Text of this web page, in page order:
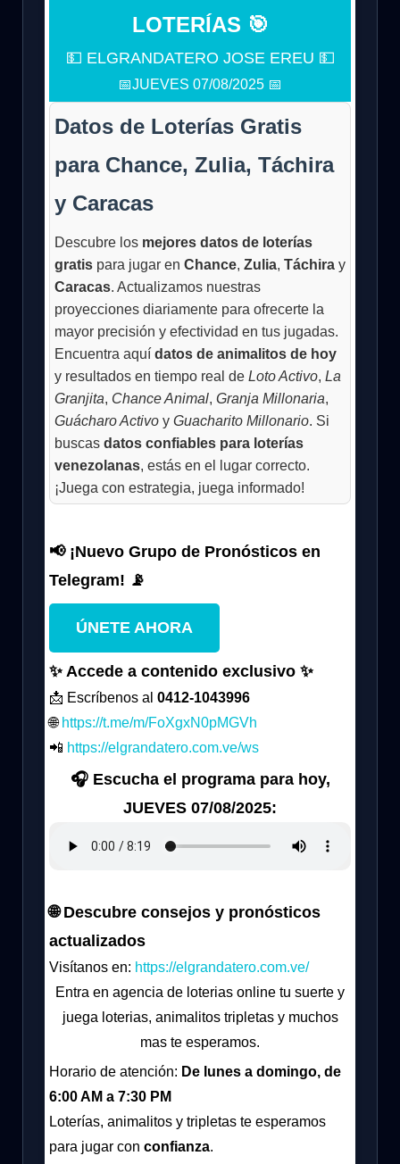
LOTERÍAS 🎯
💵 ELGRANDATERO JOSE EREU 💵
📅JUEVES 07/08/2025 📅
Datos de Loterías Gratis
para Chance, Zulia, Táchira
y Caracas
Descubre los mejores datos de loterías
gratispara jugar en Chance, Zulia, Táchiray
Caracas. Actualizamos nuestras
proyecciones diariamente para ofrecerte la
mayor precisión y efectividad en tus jugadas.
Encuentra aquí datos de animalitos de hoy
y resultados en tiempo real de Loto Activo, La
Granjita, Chance Animal, Granja Millonaria,
Guácharo Activoy Guacharito Millonario. Si
buscas datos confiables para loterías
venezolanas, estás en el lugar correcto.
¡Juega con estrategia, juega informado!
📢 ¡Nuevo Grupo de Pronósticos en
Telegram! 📡
ÚNETE AHORA
✨ Accede a contenido exclusivo ✨
📩 Escríbenos al 0412-1043996
🌐 https://t.me/m/FoXgxN0pMGVh
📲 https://elgrandatero.com.ve/ws
🎧 Escucha el programa para hoy,
JUEVES 07/08/2025:
🌐 Descubre consejos y pronósticos
actualizados
Visítanos en: https://elgrandatero.com.ve/
Entra en agencia de loterias online tu suerte y
juega loterias, animalitos tripletas y muchos
mas te esperamos.
Horario de atención: De lunes a domingo, de
6:00 AM a 7:30 PM
Loterías, animalitos y tripletas te esperamos
para jugar con confianza.